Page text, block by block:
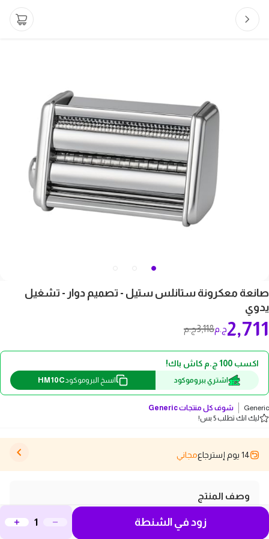
صانعة معكرونة ستانلس ستيل - تصميم دوار - تشغيل
يدوي
3,118ج.م 2,711ج.م
اكسب 100 ج.م كاش باك!
اشتري ببروموكود انسخ البروموكود HM10C
Generic شوف كل منتجاتGeneric
ليك انك تطلب 5 بس!
14 يوم إسترجاع مجاني
وصف المنتج
إذا كنت تبحث عن طريقة سهلة وممتعة لصنع المعكرونة
في المنزل، فصانعة المعكرونة المصنوعة من الستانلس
زود في الشنطة